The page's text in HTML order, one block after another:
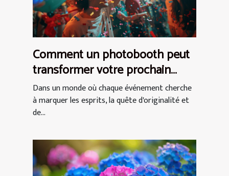
Comment un photobooth peut
transformer votre prochain
événement en expérience
inoubliable
Dans un monde où chaque événement cherche
à marquer les esprits, la quête d'originalité et
de...